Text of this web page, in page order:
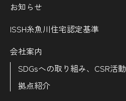
お知らせ
ISSH糸魚川住宅認定基準
会社案内
SDGsへの取り組み、CSR活動
拠点紹介